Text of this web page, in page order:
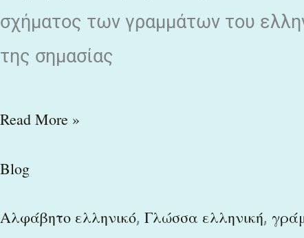
σχήματος των γραμμάτων του
της σημασίας
Read More »
Blog
Αλφάβητο ελληνικό, Γλώσσα ελληνική,